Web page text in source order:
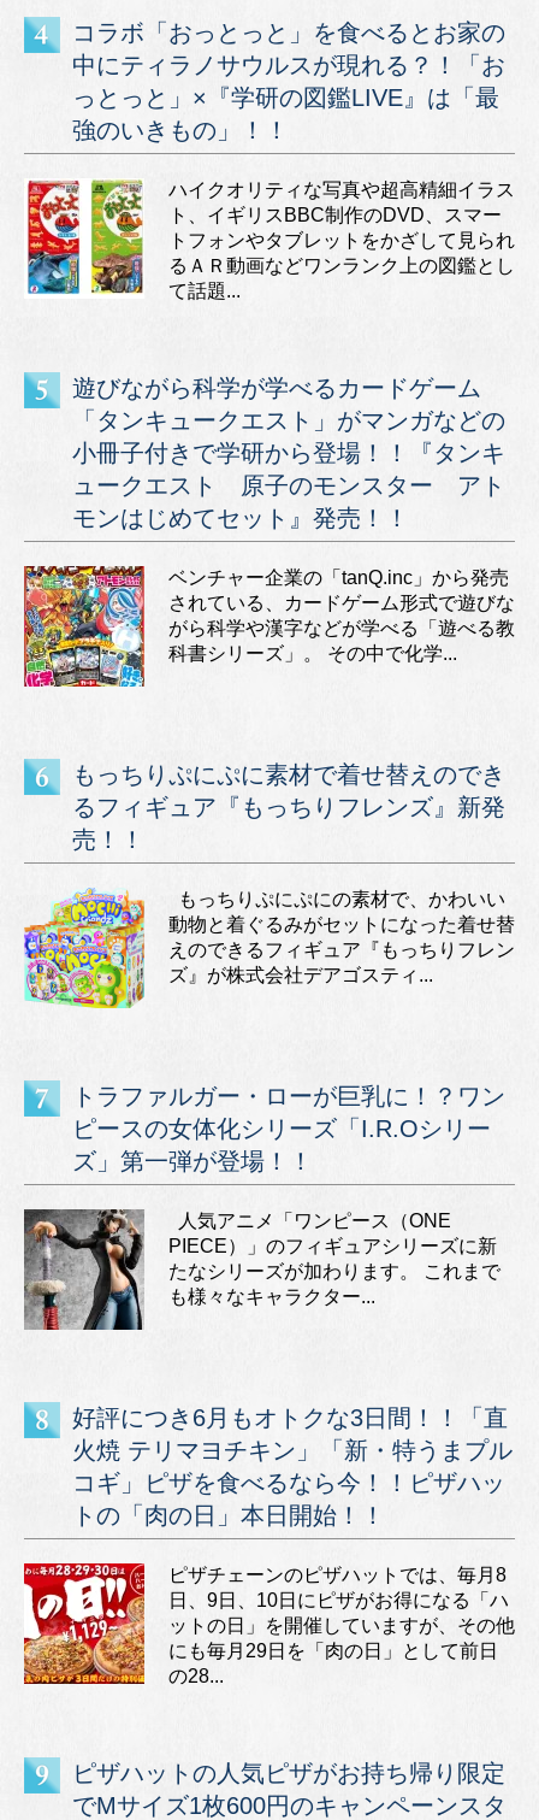
コラボ「おっとっと」を食べるとお家の
中にティラノサウルスが現れる？！「お
っとっと」×『学研の図鑑LIVE』は「最
強のいきもの」！！
ハイクオリティな写真や超高精細イラス
ト、イギリスBBC制作のDVD、スマー
トフォンやタブレットをかざして見られ
るＡＲ動画などワンランク上の図鑑とし
て話題...
遊びながら科学が学べるカードゲーム
「タンキュークエスト」がマンガなどの
小冊子付きで学研から登場！！『タンキ
ュークエスト 原子のモンスター アト
モンはじめてセット』発売！！
ベンチャー企業の「tanQ.inc」から発売
されている、カードゲーム形式で遊びな
がら科学や漢字などが学べる「遊べる教
科書シリーズ」。 その中で化学...
もっちりぷにぷに素材で着せ替えのでき
るフィギュア『もっちりフレンズ』新発
売！！
もっちりぷにぷにの素材で、かわいい
動物と着ぐるみがセットになった着せ替
えのできるフィギュア『もっちりフレン
ズ』が株式会社デアゴスティ...
トラファルガー・ローが巨乳に！？ワン
ピースの女体化シリーズ「I.R.Oシリー
ズ」第一弾が登場！！
人気アニメ「ワンピース（ONE
PIECE）」のフィギュアシリーズに新
たなシリーズが加わります。 これまで
も様々なキャラクター...
好評につき6月もオトクな3日間！！「直
火焼 テリマヨチキン」「新・特うまプル
コギ」ピザを食べるなら今！！ピザハッ
トの「肉の日」本日開始！！
ピザチェーンのピザハットでは、毎月8
日、9日、10日にピザがお得になる「ハ
ットの日」を開催していますが、その他
にも毎月29日を「肉の日」として前日
の28...
ピザハットの人気ピザがお持ち帰り限定
でMサイズ1枚600円のキャンペーンスタ